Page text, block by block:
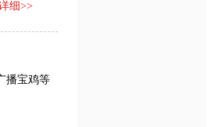
细>>
播宝鸡等